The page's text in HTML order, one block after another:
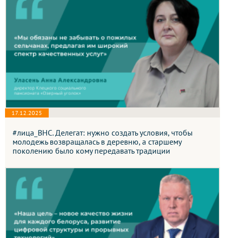
17.12.2025
#лица_ВНС. Делегат: нужно создать условия, чтобы
молодежь возвращалась в деревню, а старшему
поколению было кому передавать традиции